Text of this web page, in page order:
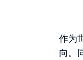
作为
向。